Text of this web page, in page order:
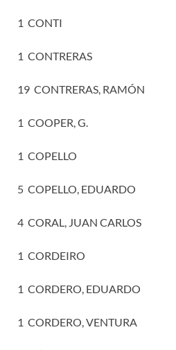
1 CONTI
1 CONTRERAS
19 CONTRERAS, RAMÓN
1 COOPER, G.
1 COPELLO
5 COPELLO, EDUARDO
4 CORAL, JUAN CARLOS
1 CORDEIRO
1 CORDERO, EDUARDO
1 CORDERO, VENTURA